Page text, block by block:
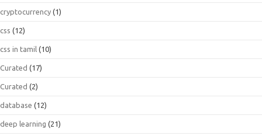
cryptocurrency (1)
css (12)
css in tamil (10)
Curated (17)
Curated (2)
database (12)
deep learning (21)